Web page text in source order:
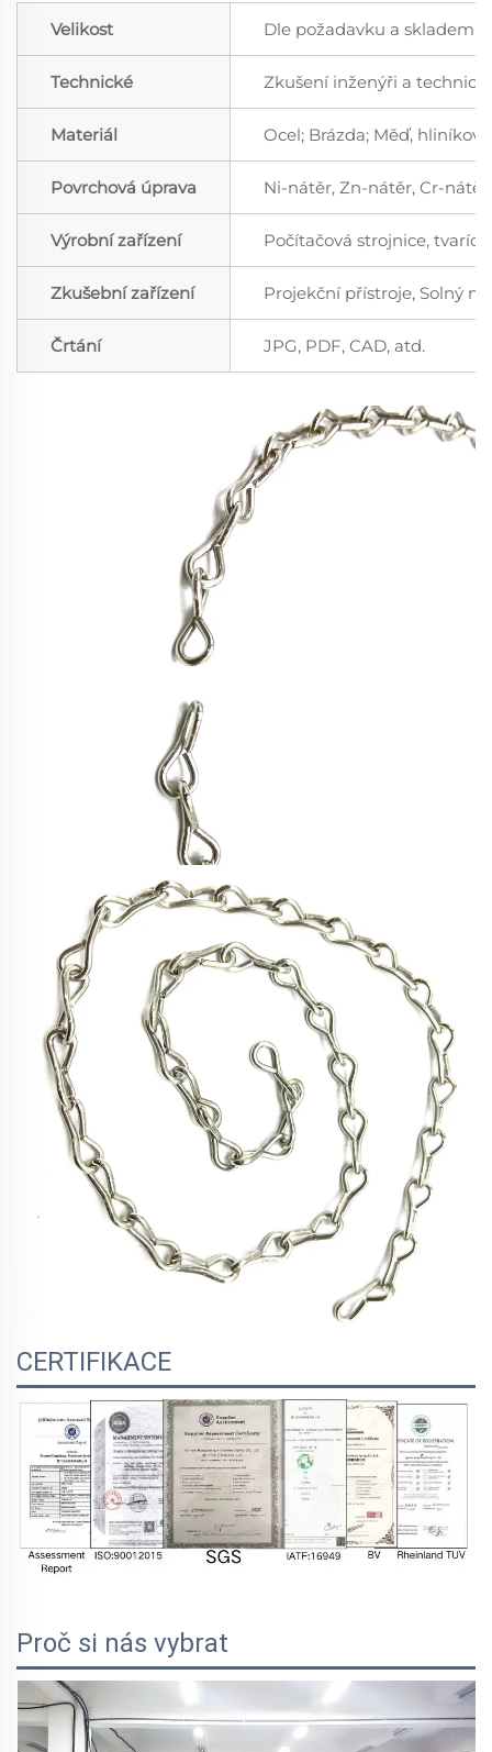
Velikost Dle požadavku a skladem
Technické Zkušení inženýři a technici;
Materiál Ocel; Brázda; Měď,
Povrchová úprava Ni-nátěr, Zn-nátěr, Cr-
Výrobní zařízení Počítačová strojnice, tvarící
Zkušební zařízení Projekční přístroje, Solný
Črtání JPG, PDF, CAD, atd.
CERTIFIKACE
Proč si nás vybrat